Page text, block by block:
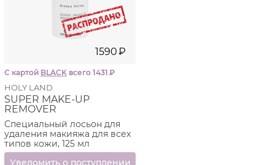
1590₽
С картой BLACK всего 1431 ₽
HOLY LAND
SUPER MAKE-UP
REMOVER
Специальный лосьон для
удаления макияжа для всех
типов кожи, 125 мл